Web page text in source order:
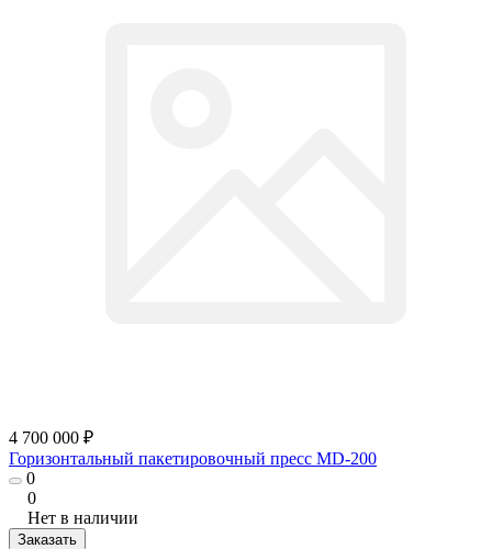
4 700 000 ₽
Горизонтальный пакетировочный пресс MD-200
0
0
Нет в наличии
Заказать